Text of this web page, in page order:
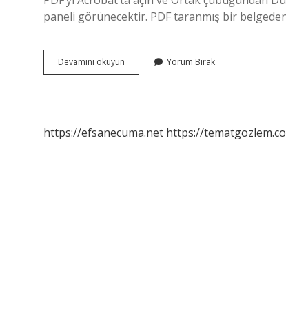
paneli görünecektir. PDF taranmış bir
Devamını okuyun Ücretsiz
Pdf
Yorum Bırak
https://efsanecuma.net https://